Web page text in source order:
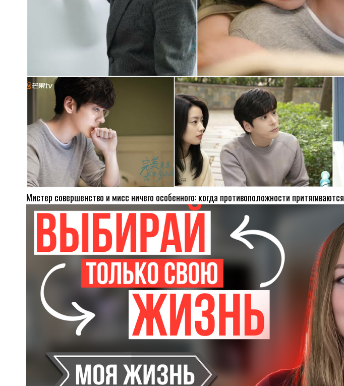
Мистер совершенство и мисс ничего особенного: когда противоположности притягиваются